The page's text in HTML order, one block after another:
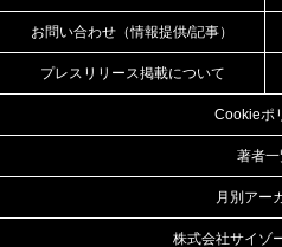
お問い合わせ（情報提供/記事）
プレスリリース掲載について
Cookieポ
著者
月別アー
株式会社サイゾ